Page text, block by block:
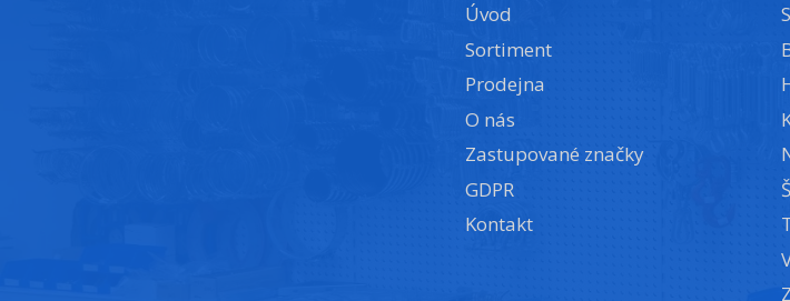
Úvod
Sortiment
Prodejna
O nás
Zastupované značky
GDPR
Kontakt